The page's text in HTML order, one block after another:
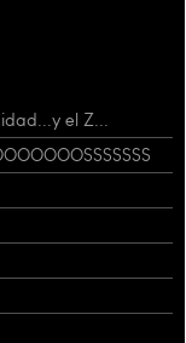
el Z...